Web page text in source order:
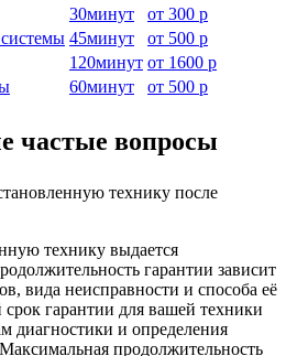
30минут от 300 р
45минут от 500 р
120минут от 1600 р
60минут от 500 р
частые вопросы
технику после
технику выдается
гарантии зависит
вида неисправности и способа её
гарантии для вашей техники
диагностики и определения
продолжительность